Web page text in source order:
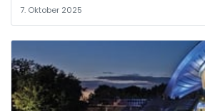
7. Oktober 2025